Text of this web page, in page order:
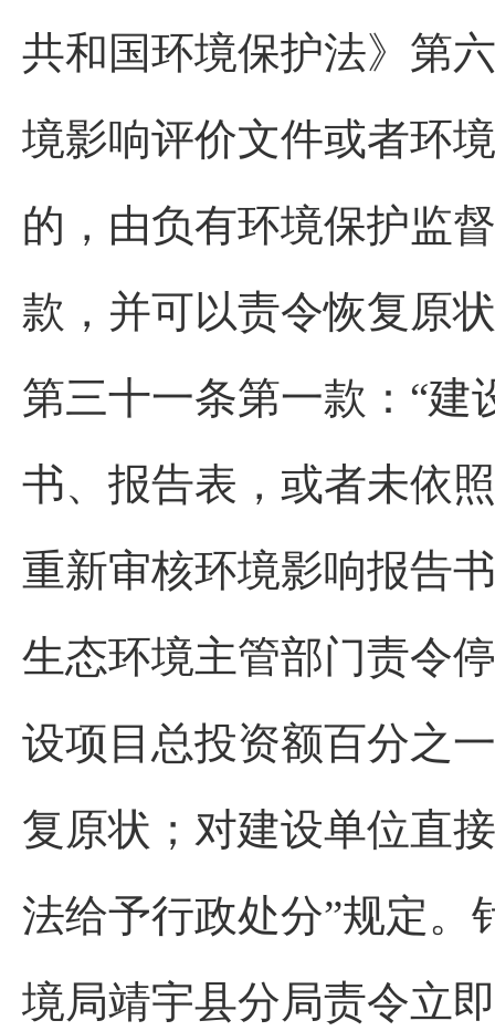
共和国环境保护法》第
境影响评价文件或者环
的，由负有环境保护监
款，并可以责令恢复原
第三十一条第一款：“
书、报告表，或者未依
重新审核环境影响报告
生态环境主管部门责令
设项目总投资额百分之
复原状；对建设单位直
法给予行政处分”规定。
境局靖宇县分局责令立